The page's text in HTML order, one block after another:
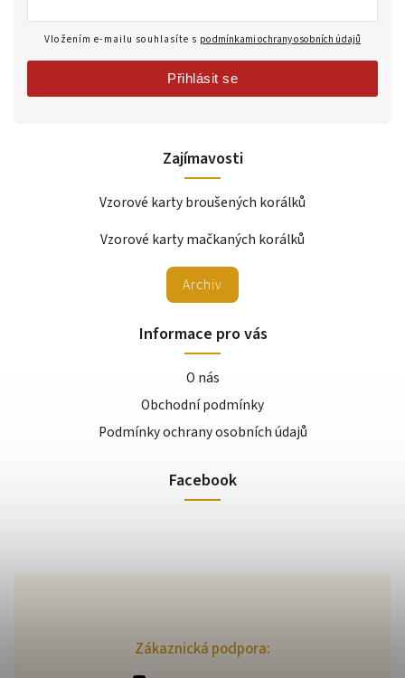
Zákaznická podpora:
Zajímavosti
Vzorové karty broušených korálků
Vzorové karty mačkaných korálků
Archiv
Vložením e-mailu souhlasíte s podmínkami ochrany osobních údajů
Přihlásit se
Informace pro vás
O nás
Obchodní podmínky
Podmínky ochrany osobních údajů
Facebook